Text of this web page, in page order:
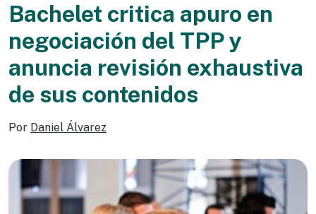
Bachelet critica apuro en
negociación del TPP y
anuncia revisión exhaustiva
de sus contenidos
Por Daniel Álvarez